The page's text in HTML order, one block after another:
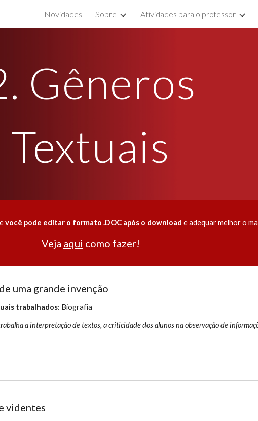
Skip to navigation
Novidades Sobre Atividades para o professor
Gêneros
Textuais
você pode editar o formato .DOC após o download e adequar melhor o
Veja aqui como fazer!
uma grande invenção
trabalhados: Biografia
a interpretação de textos, a criticidade dos alunos na observação de
videntes